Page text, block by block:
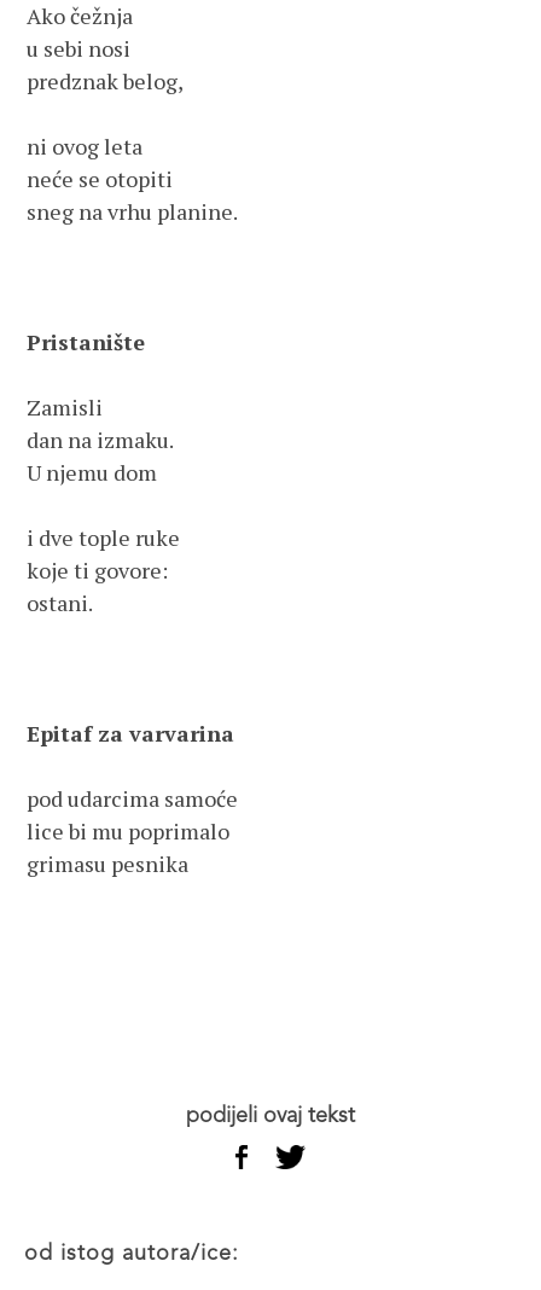
Ako čežnja
u sebi nosi
predznak belog,
ni ovog leta
neće se otopiti
sneg na vrhu planine.
Pristanište
Zamisli
dan na izmaku.
U njemu dom
i dve tople ruke
koje ti govore:
ostani.
Epitaf za varvarina
pod udarcima samoće
lice bi mu poprimalo
grimasu pesnika
podijeli ovaj tekst
od istog autora/ice: